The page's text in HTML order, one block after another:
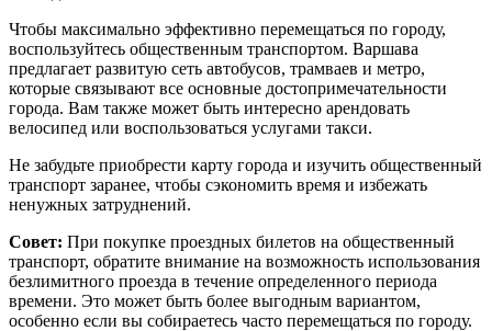
Чтобы максимально эффективно перемещаться по городу,
воспользуйтесь общественным транспортом. Варшава
предлагает развитую сеть автобусов, трамваев и метро,
которые связывают все основные достопримечательности
города. Вам также может быть интересно арендовать
велосипед или воспользоваться услугами такси.
Не забудьте приобрести карту города и изучить общественный
транспорт заранее, чтобы сэкономить время и избежать
ненужных затруднений.
Совет: При покупке проездных билетов на общественный
транспорт, обратите внимание на возможность использования
безлимитного проезда в течение определенного периода
времени. Это может быть более выгодным вариантом,
особенно если вы собираетесь часто перемещаться по городу.